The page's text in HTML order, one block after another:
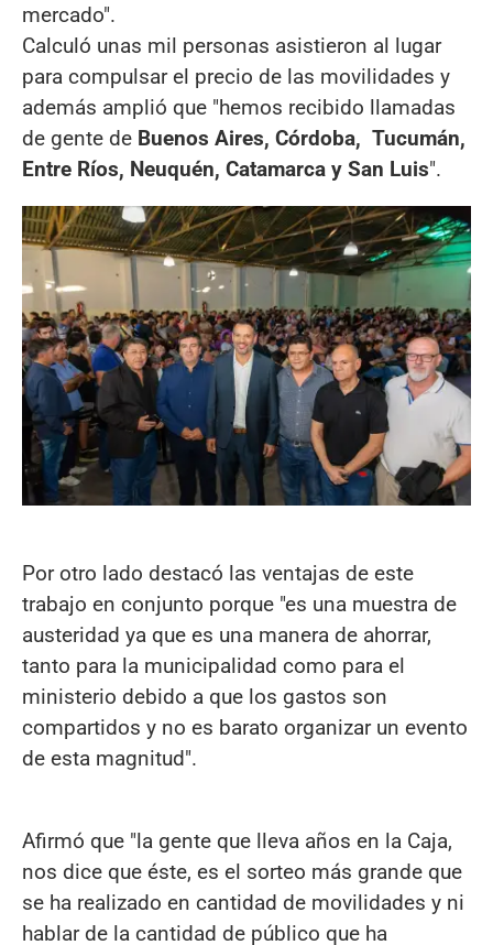
mercado".
Calculó unas mil personas asistieron al lugar
para compulsar el precio de las movilidades y
además amplió que "hemos recibido llamadas
de gente de Buenos Aires, Córdoba, Tucumán,
Entre Ríos, Neuquén, Catamarca y San Luis".
Por otro lado destacó las ventajas de este
trabajo en conjunto porque "es una muestra de
austeridad ya que es una manera de ahorrar,
tanto para la municipalidad como para el
ministerio debido a que los gastos son
compartidos y no es barato organizar un evento
de esta magnitud".
Afirmó que "la gente que lleva años en la Caja,
nos dice que éste, es el sorteo más grande que
se ha realizado en cantidad de movilidades y ni
hablar de la cantidad de público que ha